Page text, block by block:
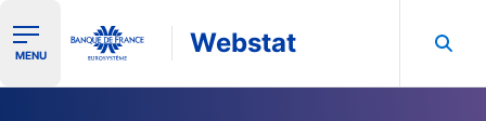
Ouvrir le menu de navigation
MENU Webstat